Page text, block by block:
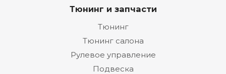
Тюнинг и запчасти
Тюнинг
Тюнинг салона
Рулевое управление
Подвеска